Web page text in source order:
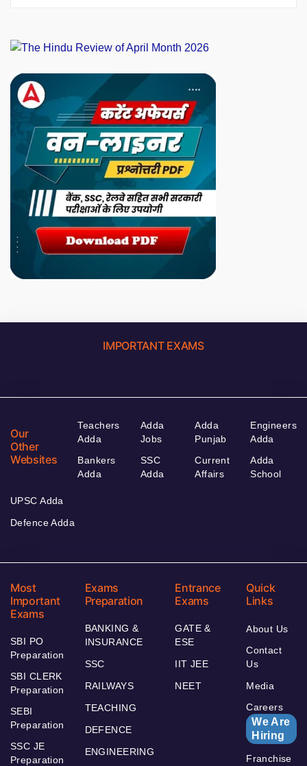
IMPORTANT EXAMS
Our
Other
Websites
Teachers
Adda
Bankers
Adda
Adda
Jobs
SSC
Adda
Adda
Punjab
Current
Affairs
Engineers
Adda
Adda
School
UPSC Adda
Defence Adda
Most
Important
Exams
SBI PO
Preparation
SBI CLERK
Preparation
SEBI
Preparation
SSC JE
Preparation
Exams
Preparation
BANKING &
INSURANCE
SSC
RAILWAYS
TEACHING
DEFENCE
ENGINEERING
Entrance
Exams
GATE &
ESE
IIT JEE
NEET
Quick
Links
About Us
Contact
Us
Media
Careers
We Are
Hiring
Franchise